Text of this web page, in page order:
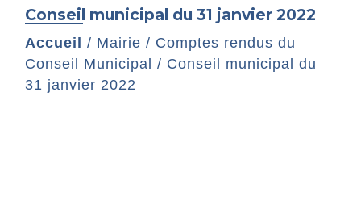
Conseil municipal du 31 janvier 2022
Accueil / Mairie / Comptes rendus du
Conseil Municipal / Conseil municipal du
31 janvier 2022